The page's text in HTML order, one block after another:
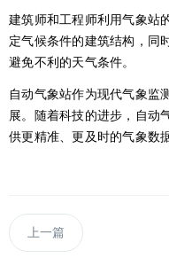
建筑师和工程师利用气象站
定气候条件的建筑结构，同
避免不利的天气条件。
自动气象站作为现代气象监
展。随着科技的进步，自动
供更精准、更及时的气象数
上一篇